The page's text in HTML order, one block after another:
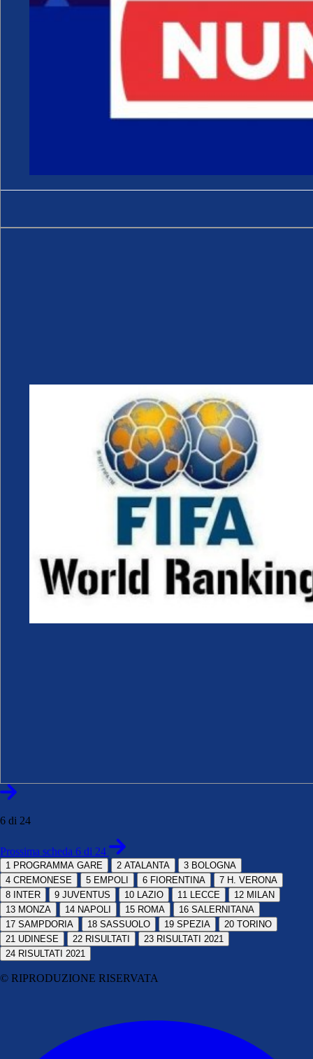
6 di 24
Prossima scheda 6 di 24
1 PROGRAMMA GARE 2 ATALANTA 3 BOLOGNA
4 CREMONESE 5 EMPOLI 6 FIORENTINA 7 H. VERONA
8 INTER 9 JUVENTUS 10 LAZIO 11 LECCE 12 MILAN
13 MONZA 14 NAPOLI 15 ROMA 16 SALERNITANA
17 SAMPDORIA 18 SASSUOLO 19 SPEZIA 20 TORINO
21 UDINESE 22 RISULTATI 23 RISULTATI 2021
24 RISULTATI 2021
© RIPRODUZIONE RISERVATA